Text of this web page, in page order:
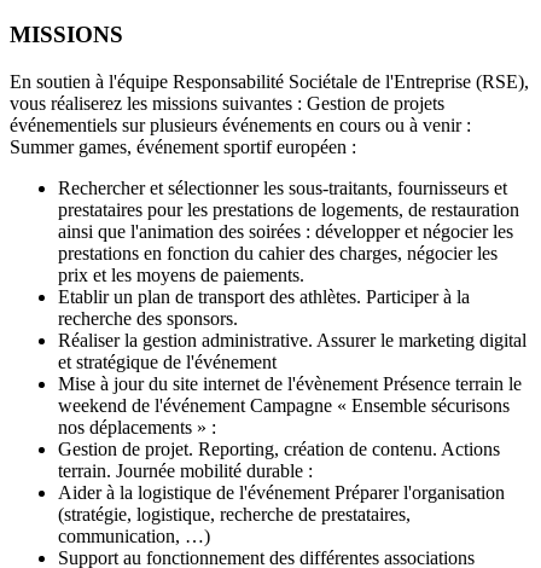
MISSIONS
En soutien à l'équipe Responsabilité Sociétale de l'Entreprise (RSE),
vous réaliserez les missions suivantes : Gestion de projets
événementiels sur plusieurs événements en cours ou à venir :
Summer games, événement sportif européen :
Rechercher et sélectionner les sous-traitants, fournisseurs et
prestataires pour les prestations de logements, de restauration
ainsi que l'animation des soirées : développer et négocier les
prestations en fonction du cahier des charges, négocier les
prix et les moyens de paiements.
Etablir un plan de transport des athlètes. Participer à la
recherche des sponsors.
Réaliser la gestion administrative. Assurer le marketing digital
et stratégique de l'événement
Mise à jour du site internet de l'évènement Présence terrain le
weekend de l'événement Campagne « Ensemble sécurisons
nos déplacements » :
Gestion de projet. Reporting, création de contenu. Actions
terrain. Journée mobilité durable :
Aider à la logistique de l'événement Préparer l'organisation
(stratégie, logistique, recherche de prestataires,
communication, …)
Support au fonctionnement des différentes associations